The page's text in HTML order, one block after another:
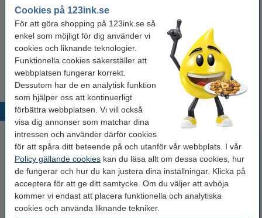
Cookies på 123ink.se
För att göra shopping på 123ink.se så
enkel som möjligt för dig använder vi
cookies och liknande teknologier.
Funktionella cookies säkerställer att
webbplatsen fungerar korrekt.
Dessutom har de en analytisk funktion
som hjälper oss att kontinuerligt
förbättra webbplatsen. Vi vill också
visa dig annonser som matchar dina
intressen och använder därför cookies
för att spåra ditt beteende på och utanför vår webbplats. I vår
Policy gällande cookies kan du läsa allt om dessa cookies, hur
de fungerar och hur du kan justera dina inställningar. Klicka på
acceptera för att ge ditt samtycke. Om du väljer att avböja
kommer vi endast att placera funktionella och analytiska
cookies och använda liknande tekniker.
Behöver du fler?
Köp120stför endast
Populära produkter